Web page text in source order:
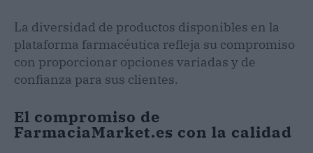
La diversidad de productos disponibles en la
plataforma farmacéutica refleja su compromiso
con proporcionar opciones variadas y de
confianza para sus clientes.
El compromiso de
FarmaciaMarket.es con la calidad